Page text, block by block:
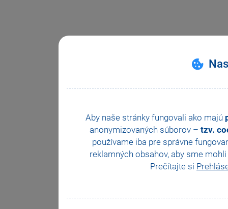
Aby naše stránky fungovali ako majú
anonymizovaných súborov – tzv.
používame iba pre správne
reklamných obsahov, aby sme
Prečítajte si